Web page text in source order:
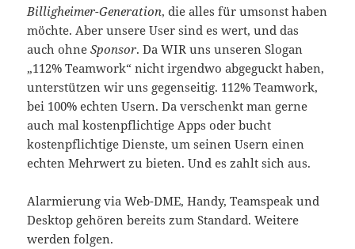
Billigheimer-Generation, die alles für umsonst haben
möchte. Aber unsere User sind es wert, und das
auch ohneSponsor. Da WIR uns unseren Slogan
„112% Teamwork“ nicht irgendwo abgeguckt haben,
unterstützen wir uns gegenseitig. 112% Teamwork,
bei 100% echten Usern. Da verschenkt man gerne
auch mal kostenpflichtige Apps oder bucht
kostenpflichtige Dienste, um seinen Usern einen
echten Mehrwert zu bieten. Und es zahlt sich aus.
Alarmierung via Web-DME, Handy, Teamspeak und
Desktop gehören bereits zum Standard. Weitere
werden folgen.